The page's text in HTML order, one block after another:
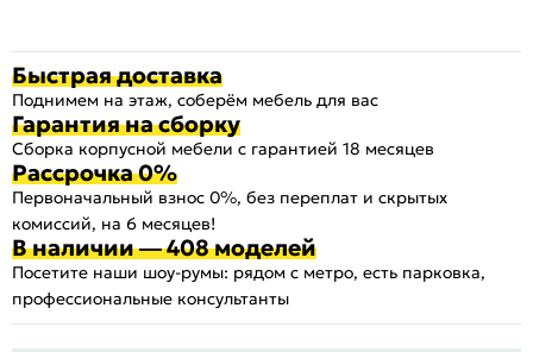
Быстрая доставка
Поднимем на этаж, соберём мебель для вас
Гарантия на сборку
Сборка корпусной мебели с гарантией 18 месяцев
Рассрочка 0%
Первоначальный взнос 0%, без переплат и скрытых
комиссий, на 6 месяцев!
В наличии — 408 моделей
Посетите наши шоу-румы: рядом с метро, есть парковка,
профессиональные консультанты